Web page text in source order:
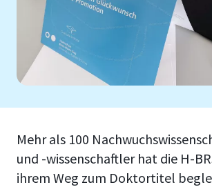
Mehr als 100
und -wissenschaftler hat die H-
ihrem Weg zum Doktortitel